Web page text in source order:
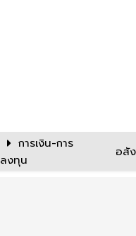
การเงิน-การ
ลงทุน
อสั